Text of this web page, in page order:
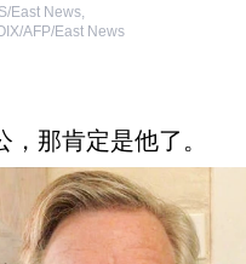
East News
AFP/East News
那肯定是他了。